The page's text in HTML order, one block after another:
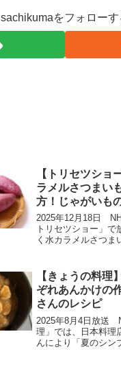
sachikumaをフォローす
【トリセツショ
ラメルさつまい
方！じゃがいも
2025年12月18日
トリセツショー」で
く水カラメルさつま
は、「うまみとコ
が生んだ万能調...
【きょうの料理
ぞれあんかけの
さんのレシピ
2025年8月4日放送
理」では、日本料理
んにより「夏のシン